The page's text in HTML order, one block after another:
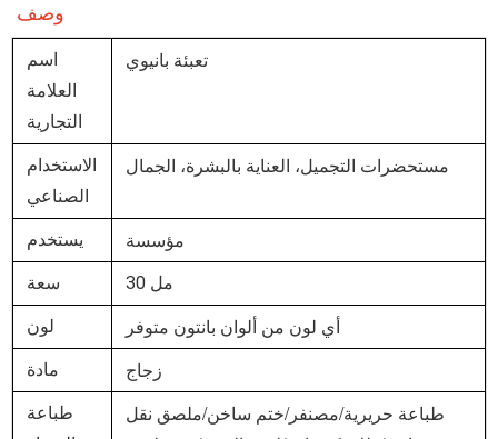
وصف
اسم
العلامة
التجارية
تعبئة بانيوي
الاستخدام
الصناعي
مستحضرات التجميل، العناية بالبشرة، الجمال
يستخدم مؤسسة
سعة 30 مل
لون أي لون من ألوان بانتون متوفر
مادة زجاج
طباعة
طباعة حريرية/مصنفر/ختم ساخن/ملصق نقل